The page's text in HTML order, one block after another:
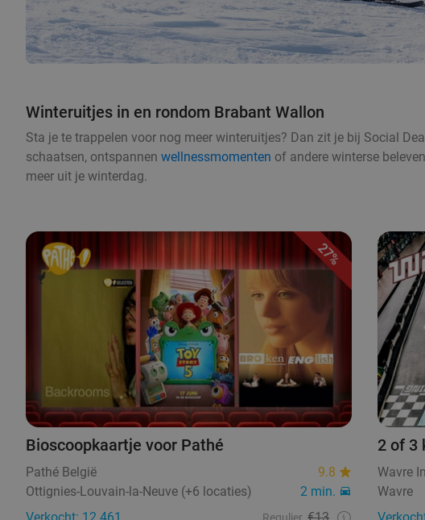
Winteruitjes in en rondom Brabant Wallon
Sta je te trappelen voor nog meer winteruitjes? Dan zit je bij Social
schaatsen, ontspannen wellnessmomenten of andere winterse
meer uit je winterdag.
27%
Bioscoopkaartje voor Pathé
Pathé België
9.8
Ottignies-Louvain-la-Neuve (+6 locaties)
2 min.
2 of 3
Wavre
Wavre